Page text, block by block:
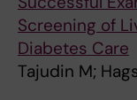
Screening of
Diabetes Care
Tajudin M;